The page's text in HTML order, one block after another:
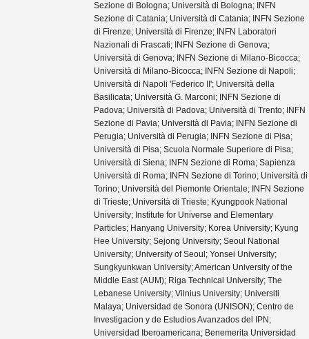
Sezione di Bologna; Università di Bologna; INFN
Sezione di Catania; Università di Catania; INFN Sezione
di Firenze; Università di Firenze; INFN Laboratori
Nazionali di Frascati; INFN Sezione di Genova;
Università di Genova; INFN Sezione di Milano-Bicocca;
Università di Milano-Bicocca; INFN Sezione di Napoli;
Università di Napoli 'Federico II'; Università della
Basilicata; Università G. Marconi; INFN Sezione di
Padova; Università di Padova; Università di Trento; INFN
Sezione di Pavia; Università di Pavia; INFN Sezione di
Perugia; Università di Perugia; INFN Sezione di Pisa;
Università di Pisa; Scuola Normale Superiore di Pisa;
Università di Siena; INFN Sezione di Roma; Sapienza
Università di Roma; INFN Sezione di Torino; Università di
Torino; Università del Piemonte Orientale; INFN Sezione
di Trieste; Università di Trieste; Kyungpook National
University; Institute for Universe and Elementary
Particles; Hanyang University; Korea University; Kyung
Hee University; Sejong University; Seoul National
University; University of Seoul; Yonsei University;
Sungkyunkwan University; American University of the
Middle East (AUM); Riga Technical University; The
Lebanese University; Vilnius University; Universiti
Malaya; Universidad de Sonora (UNISON); Centro de
Investigacion y de Estudios Avanzados del IPN;
Universidad Iberoamericana; Benemerita Universidad